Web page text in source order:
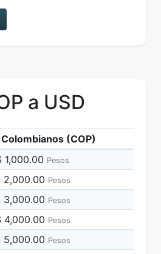
a USD
(COP)
1,000.00 Pesos
2,000.00 Pesos
3,000.00 Pesos
4,000.00 Pesos
5,000.00 Pesos